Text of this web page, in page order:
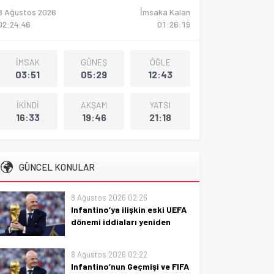
Ağustos 2026
İmsaka Kalan
01:26:18
İMSAK
03:51
GÜNEŞ
05:29
ÖĞLE
12:43
İKİNDİ
16:33
AKŞAM
19:46
YATSI
21:18
GÜNCEL KONULAR
8 Ağustos 2026 02:26
Infantino’ya ilişkin eski UEFA
dönemi iddiaları yeniden
Eski UEFA dönemi iddiaları
yeniden gündemde: Infantino’ya
8 Ağustos 2026 02:22
Infantino’nun Geçmişi ve FIFA